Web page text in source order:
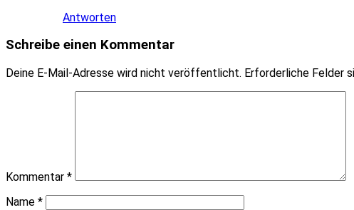
Antworten
Schreibe einen Kommentar
Deine E-Mail-Adresse wird nicht veröffentlicht. Erforderliche Felder
Kommentar *
Name *